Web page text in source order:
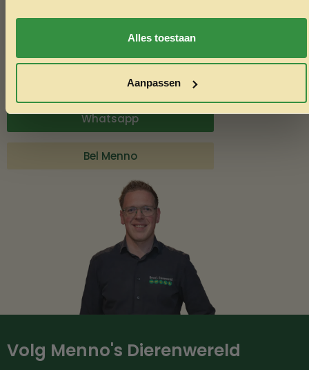
Alles toestaan
Aanpassen
deskundig advies over diervoeding en verzorging. Vindt u
niet wat u zoekt? Menno kan het vaak voor u bestellen.
Ook voor het knippen van nagels van konijnen of cavia’s
bent u welkom.
Whatsapp
Bel Menno
Volg Menno's Dierenwereld
Nee, ik wil geen korting